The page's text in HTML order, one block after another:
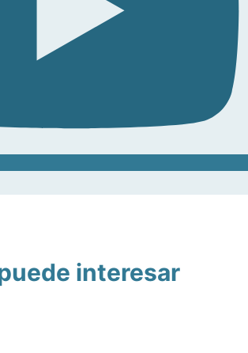
interesar